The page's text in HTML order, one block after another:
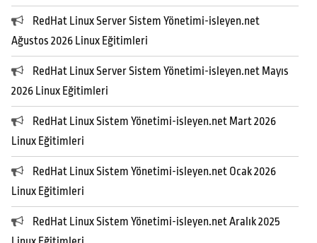
RedHat Linux Server Sistem Yönetimi-isleyen.net
Ağustos 2026 Linux Eğitimleri
RedHat Linux Server Sistem Yönetimi-isleyen.net Mayıs
2026 Linux Eğitimleri
RedHat Linux Sistem Yönetimi-isleyen.net Mart 2026
Linux Eğitimleri
RedHat Linux Sistem Yönetimi-isleyen.net Ocak 2026
Linux Eğitimleri
RedHat Linux Sistem Yönetimi-isleyen.net Aralık 2025